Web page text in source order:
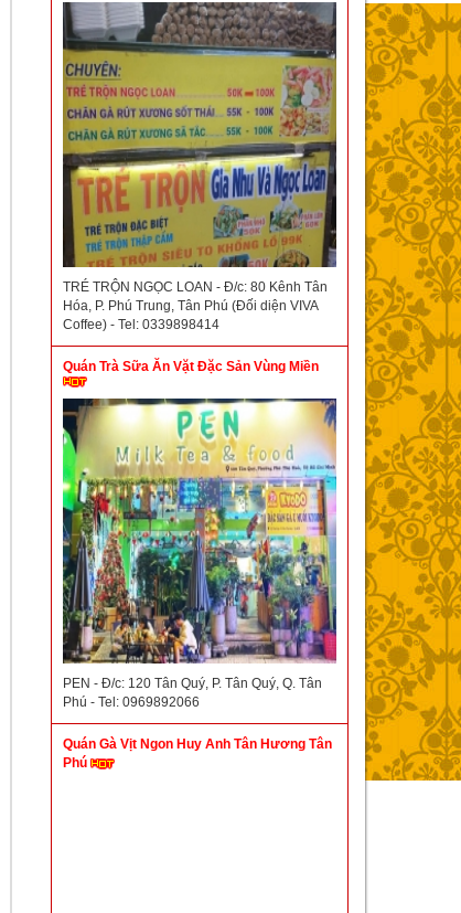
TRÉ TRỘN NGỌC LOAN - Đ/c: 80 Kênh Tân
Hóa, P. Phú Trung, Tân Phú (Đối diện VIVA
Coffee) - Tel: 0339898414
Quán Trà Sữa Ăn Vặt Đặc Sản Vùng Miền
PEN - Đ/c: 120 Tân Quý, P. Tân Quý, Q. Tân
Phú - Tel: 0969892066
Quán Gà Vịt Ngon Huy Anh Tân Hương Tân
Phú